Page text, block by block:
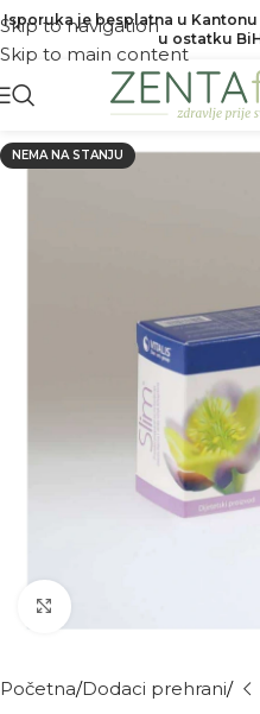
Skip to navigation
Skip to main content
Isporuka je besplatna u Kantonu
u ostatku
NEMA NA STANJU
Kliknite za povećanje
Početna Dodaci prehrani